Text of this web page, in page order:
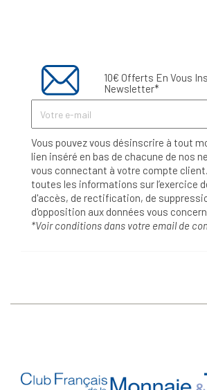
10€ Offerts En Vous
Newsletter*
Vous pouvez vous désinscrire à tout
lien inséré en bas de chacune de nos
vous connectant à votre compte
toutes les informations sur l’exercice
d'accès, de rectification, de
d'opposition aux données vous
*Voir conditions dans votre email de